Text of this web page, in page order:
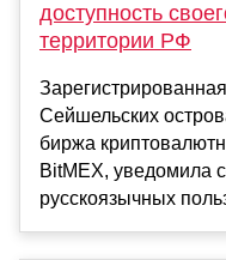
доступность
территории РФ
Сейшельских
биржа
BitMEX, уведомила
русскоязычных